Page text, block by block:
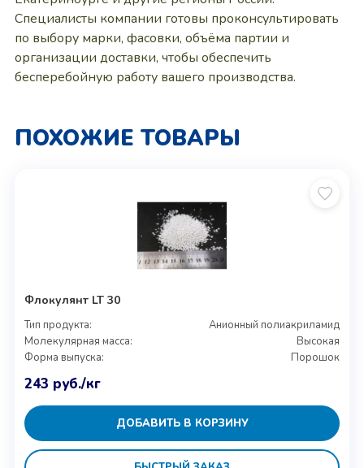
Специалисты компании готовы проконсультировать
по выбору марки, фасовки, объёма партии и
организации доставки, чтобы обеспечить
бесперебойную работу вашего производства.
ПОХОЖИЕ ТОВАРЫ
Флокулянт LT 30
Тип продукта:
Анионный полиакриламид
Молекулярная масса:
Высокая
Форма выпуска:
Порошок
243 руб./кг
ДОБАВИТЬ В КОРЗИНУ